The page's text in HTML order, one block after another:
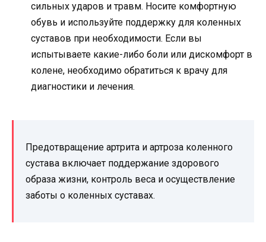
сильных ударов и травм. Носите комфортную
обувь и используйте поддержку для коленных
суставов при необходимости. Если вы
испытываете какие-либо боли или дискомфорт в
колене, необходимо обратиться к врачу для
диагностики и лечения.
Предотвращение артрита и артроза коленного
сустава включает поддержание здорового
образа жизни, контроль веса и осуществление
заботы о коленных суставах.